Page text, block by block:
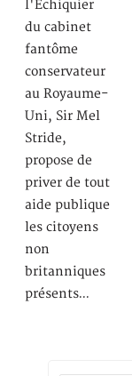
l'Echiquier
du cabinet
fantôme
conservateur
au Royaume-
Uni, Sir Mel
Stride,
propose de
priver de tout
aide publique
les citoyens
non
britanniques
présents…